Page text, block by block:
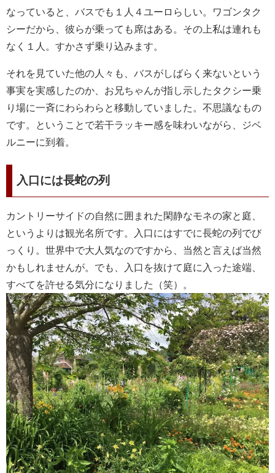
なっていると、バスでも１人４ユーロらしい。ワゴンタク
シーだから、彼らが乗っても席はある。その上私は連れも
なく１人。すかさず乗り込みます。
それを見ていた他の人々も、バスがしばらく来ないという
事実を実感したのか、お兄ちゃんが指し示したタクシー乗
り場に一斉にわらわらと移動していました。不思議なもの
です。ということで若干ラッキー感を味わいながら、ジベ
ルニーに到着。
入口には長蛇の列
カントリーサイドの自然に囲まれた閑静なモネの家と庭、
というよりは観光名所です。入口にはすでに長蛇の列でび
っくり。世界中で大人気なのですから、当然と言えば当然
かもしれませんが。でも、入口を抜けて庭に入った途端、
すべてを許せる気分になりました（笑）。